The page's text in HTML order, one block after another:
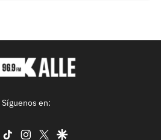
Síguenos en:
facebook
tiktok instagram
twittergoogle